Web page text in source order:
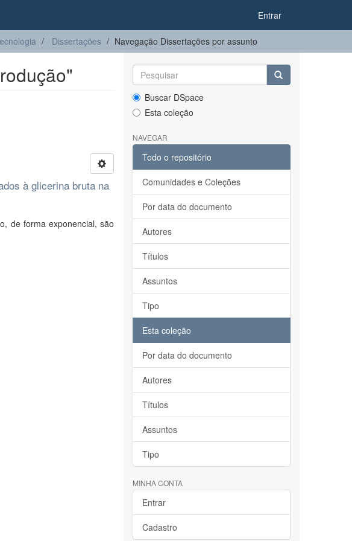
Entrar
Dissertações Navegação Dissertações por assunto
à glicerina bruta na
de forma exponencial, são
Buscar DSpace
Esta coleção
NAVEGAR
Todo o repositório
Comunidades e Coleções
Por data do documento
Autores
Títulos
Assuntos
Tipo
Esta coleção
Por data do documento
Autores
Títulos
Assuntos
Tipo
MINHA CONTA
Entrar
Cadastro